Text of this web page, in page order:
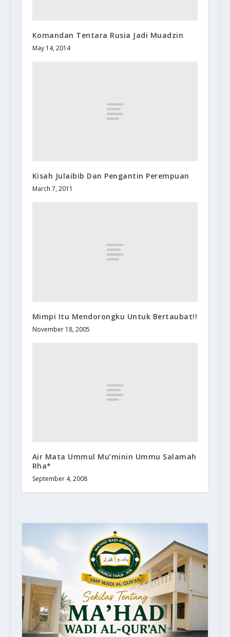
Komandan Tentara Rusia Jadi Muadzin
May 14, 2014
Kisah Julaibib Dan Pengantin Perempuan
March 7, 2011
Mimpi Itu Mendorongku Untuk Bertaubat!!
November 18, 2005
Air Mata Ummul Mu’minin Ummu Salamah
Rha*
September 4, 2008